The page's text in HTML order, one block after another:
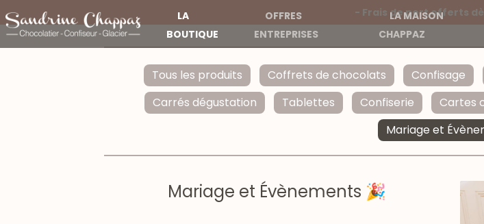
LA
BOUTIQUE
OFFRES
ENTREPRISES
LA MAISON
CHAPPAZ
- Frais de port offerts
Tous les produits Coffrets de chocolats Confisage
Carrés dégustation
Tablettes Confiserie Cartes
Mariage et
Mariage et Évènements 🎉